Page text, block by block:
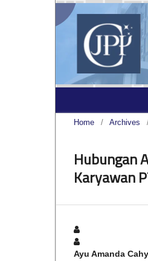
Home / Archives
Hubungan
Karyawan
Ayu Amanda